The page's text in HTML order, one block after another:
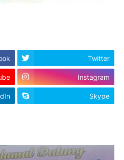
Twitter
Instagram
Skype